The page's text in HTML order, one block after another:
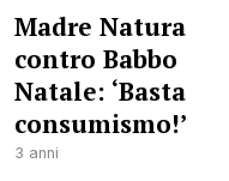
Madre Natura
contro Babbo
Natale: ‘Basta
consumismo!’
3 anni